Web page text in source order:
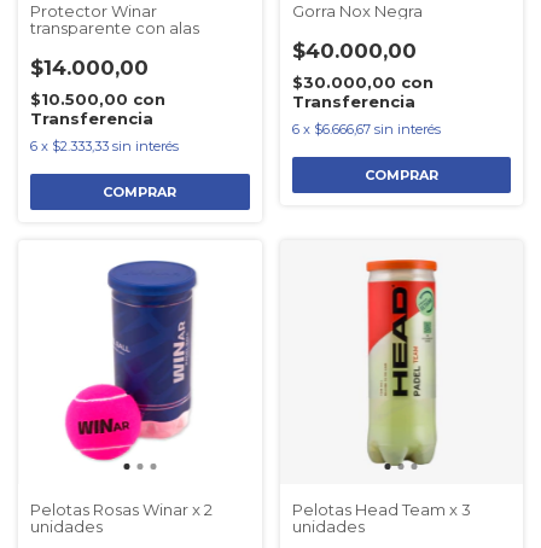
Protector Winar
transparente con alas
$14.000,00
$10.500,00 con
Transferencia
6 x $2.333,33 sin interés
Gorra Nox Negra
$40.000,00
$30.000,00 con
Transferencia
6 x $6.666,67 sin interés
Pelotas Rosas Winar x 2
unidades
Pelotas Head Team x 3
unidades